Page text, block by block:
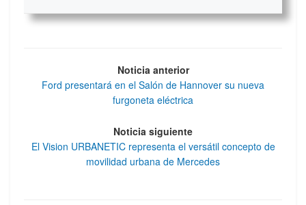
Noticia anterior
Ford presentará en el Salón de Hannover su nueva
furgoneta eléctrica
Noticia siguiente
El Vision URBANETIC representa el versátil concepto de
movilidad urbana de Mercedes